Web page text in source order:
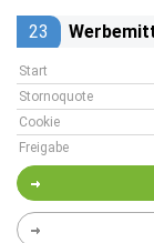
23
Start
Stornoquote
Cookie
Freigabe